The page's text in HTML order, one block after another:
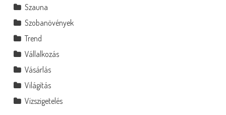
Szauna
Szobanövények
Trend
Vállalkozás
Vásárlás
Világítás
Vízszigetelés